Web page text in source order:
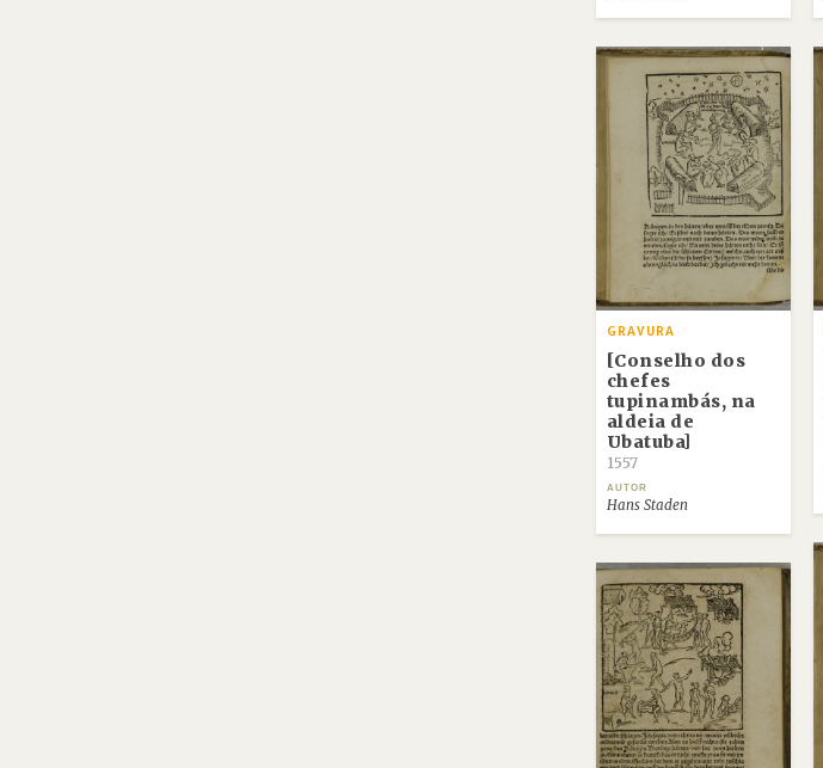
GRAVURA
[Conselho dos
chefes
tupinambás, na
aldeia de
Ubatuba]
1557
AUTOR
Hans Staden